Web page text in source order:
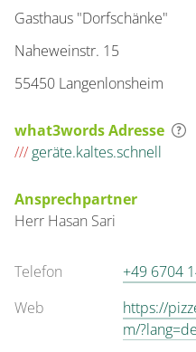
Gasthaus "Dorfschänke"
Naheweinstr. 15
55450 Langenlonsheim
what3words Adresse
/// geräte.kaltes.schnell
Ansprechpartner
Herr Hasan Sari
Telefon
+49 6704
Web
https://
m/?lang=de